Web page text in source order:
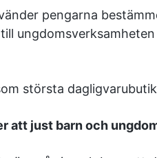
pengarna
största
att just barn och